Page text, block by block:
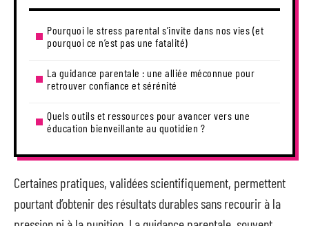
Pourquoi le stress parental s’invite dans nos vies (et
pourquoi ce n’est pas une fatalité)
La guidance parentale : une alliée méconnue pour
retrouver confiance et sérénité
Quels outils et ressources pour avancer vers une
éducation bienveillante au quotidien ?
Certaines pratiques, validées scientifiquement, permettent
pourtant d’obtenir des résultats durables sans recourir à la